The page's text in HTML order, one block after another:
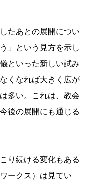
たあとの展開につい
」という見方を示し
といった新しい試み
くなれば大きく広が
多い。これは、教会
後の展開にも通じる
り続ける変化もある
ークス）は見てい